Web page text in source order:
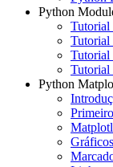
Python
Tutorial
Tutorial
Tutorial
Tutorial
Python